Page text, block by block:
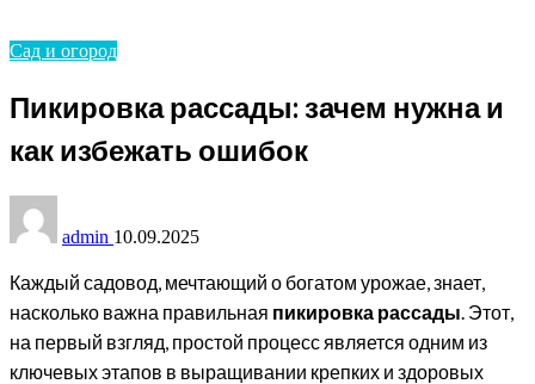
Сад и огород
Пикировка рассады: зачем нужна и
как избежать ошибок
admin 10.09.2025
Каждый садовод, мечтающий о богатом урожае, знает,
насколько важна правильная пикировка рассады. Этот,
на первый взгляд, простой процесс является одним из
ключевых этапов в выращивании крепких и здоровых